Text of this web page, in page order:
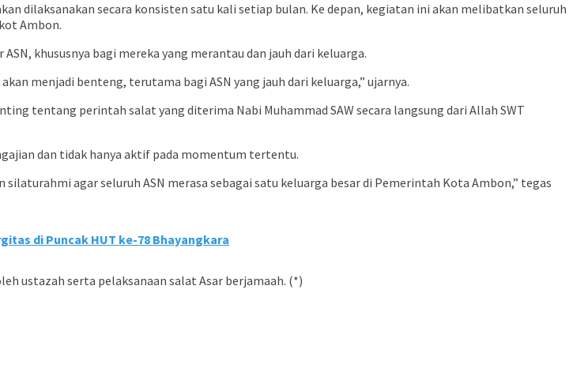
dilaksanakan secara konsisten satu kali setiap bulan. Ke depan, kegiatan ini akan melibatkan seluruh
Ambon.
khususnya bagi mereka yang merantau dan jauh dari keluarga.
menjadi benteng, terutama bagi ASN yang jauh dari keluarga,” ujarnya.
tentang perintah salat yang diterima Nabi Muhammad SAW secara langsung dari Allah SWT
dan tidak hanya aktif pada momentum tertentu.
agar seluruh ASN merasa sebagai satu keluarga besar di Pemerintah Kota Ambon,” tegas
di Puncak HUT ke-78 Bhayangkara
ustazah serta pelaksanaan salat Asar berjamaah. (*)